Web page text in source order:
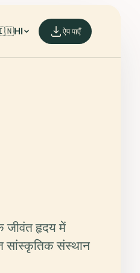
HI ऐप पाएँ
जीवंत हृदय में
सांस्कृतिक संस्थान